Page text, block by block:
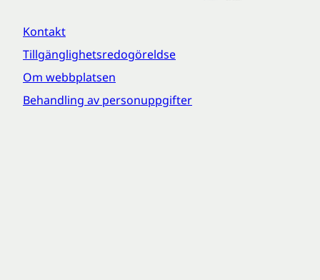
Kontakt
Tillgänglighetsredogöreldse
Om webbplatsen
Behandling av personuppgifter